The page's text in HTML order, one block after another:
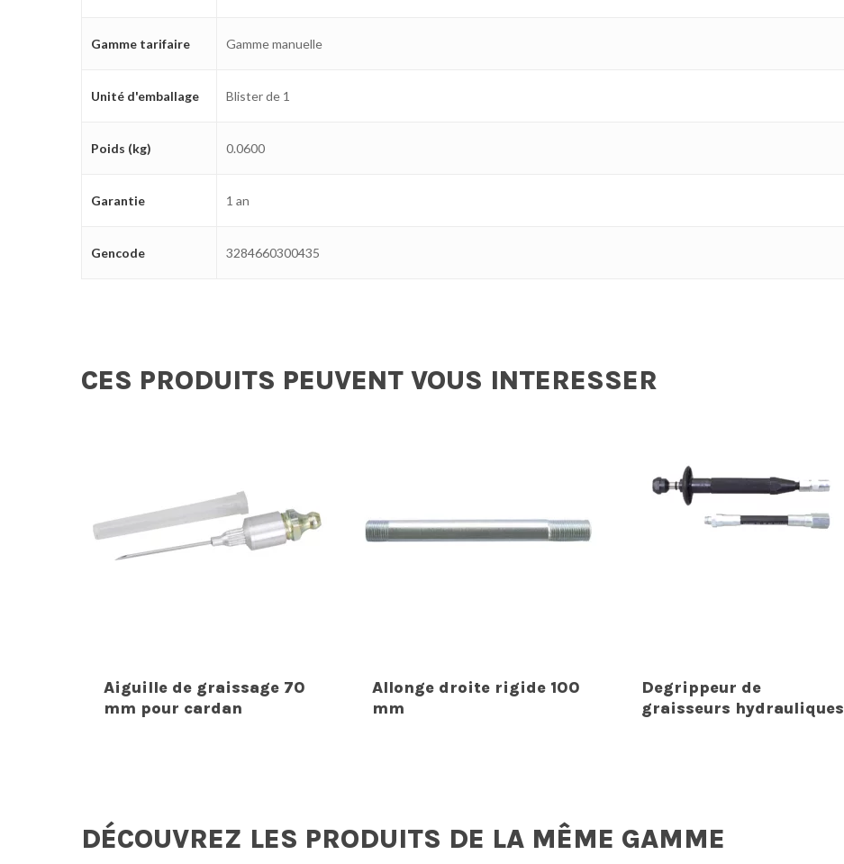
Gamme tarifaire Gamme manuelle
Unité d'emballage Blister de 1
Poids (kg) 0.0600
Garantie 1 an
Gencode 3284660300435
CES PRODUITS PEUVENT VOUS INTERESSER
Aiguille de graissage 70
mm pour cardan
Allonge droite rigide 100
mm
Degrippeur de
graisseurs hydrauliques
DÉCOUVREZ LES PRODUITS DE LA MÊME GAMME